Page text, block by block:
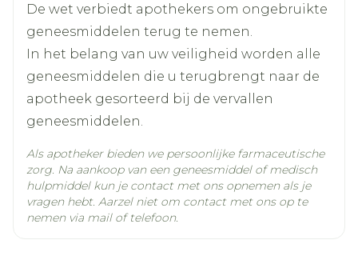
Actieve
Ingrediënten
celecoxib
Behoud
Kamertemperatuur (15°C -
25°C)
De wet verbiedt apothekers om ongebruikte
geneesmiddelen terug te nemen.
In het belang van uw veiligheid worden alle
geneesmiddelen die u terugbrengt naar de
apotheek gesorteerd bij de vervallen
geneesmiddelen.
Als apotheker bieden we persoonlijke farmaceutische
zorg. Na aankoop van een geneesmiddel of medisch
hulpmiddel kun je contact met ons opnemen als je
vragen hebt. Aarzel niet om contact met ons op te
nemen via mail of telefoon.